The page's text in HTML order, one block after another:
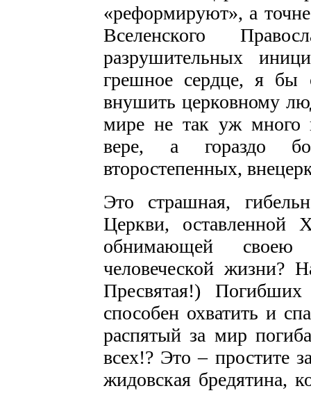
«реформируют», а
Вселенского
разрушительных
грешное сердце, я бы
внушить церковному
мире не так уж много
вере, а гораздо
второстепенных,
Это страшная,
Церкви, оставленной
обнимающей своею
человеческой жизни?
Пресвятая!)
способен охватить и
распятый за мир
всех!? Это – простите
жидовская бредятина,